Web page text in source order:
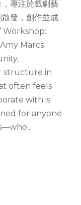
專注於戲劇藝
發，創作並成
Workshop:
Marcs
structure in
often feels
with is
for anyone